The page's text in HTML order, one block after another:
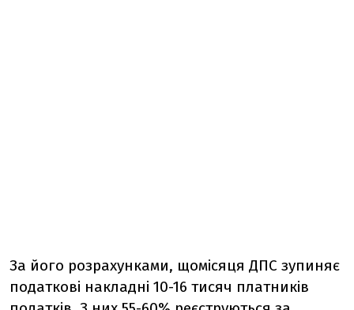
За його розрахунками, щомісяця ДПС зупиняє
податкові накладні 10-16 тисяч платників